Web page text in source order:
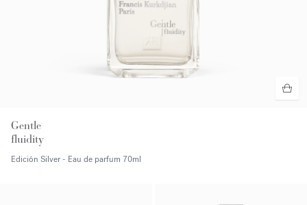
Gentle
fluidity
Edición Silver - Eau de parfum 70ml